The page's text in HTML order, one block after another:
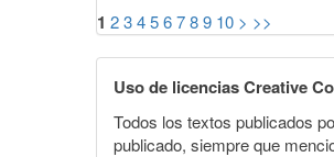
1 23456789 10 > >>
Uso de licencias Creative
Todos los textos publicados
publicado, siempre que